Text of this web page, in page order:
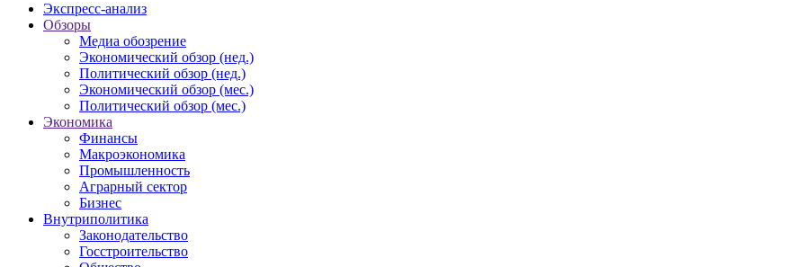
Экспресс-анализ
Обзоры
Медиа обозрение
Экономический обзор (нед.)
Политический обзор (нед.)
Экономический обзор (мес.)
Политический обзор (мес.)
Экономика
Финансы
Макроэкономика
Промышленность
Аграрный сектор
Бизнес
Внутриполитика
Законодательство
Госстроительство